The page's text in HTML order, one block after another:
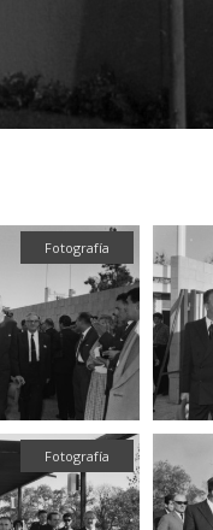
Fotografía
Fotografía